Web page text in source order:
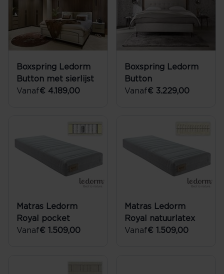
Boxspring Ledorm
Button met sierlijst
Vanaf€ 4.189,00
Boxspring Ledorm
Button
Vanaf€ 3.229,00
Matras Ledorm
Royal pocket
Vanaf€ 1.509,00
Matras Ledorm
Royal natuurlatex
Vanaf€ 1.509,00